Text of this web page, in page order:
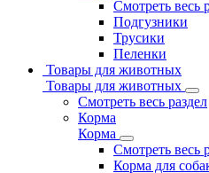
Смотреть весь
Подгузники
Трусики
Пеленки
Товары для животных
Товары для животных
Смотреть весь раздел
Корма
Корма
Смотреть весь
Корма для